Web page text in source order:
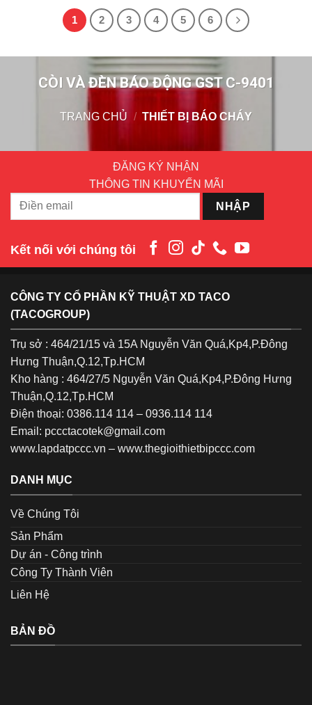
1 2 3 4 5 6
CÒI VÀ ĐÈN BÁO ĐỘNG GST C-9401
TRANG CHỦ / THIẾT BỊ BÁO CHÁY
ĐĂNG KÝ NHẬN
THÔNG TIN KHUYẾN MÃI
Kết nối với chúng tôi
CÔNG TY CỔ PHẦN KỸ THUẬT XD TACO
(TACOGROUP)
Trụ sở : 464/21/15 và 15A Nguyễn Văn Quá,Kp4,P.Đông
Hưng Thuận,Q.12,Tp.HCM
Kho hàng : 464/27/5 Nguyễn Văn Quá,Kp4,P.Đông Hưng
Thuận,Q.12,Tp.HCM
Điện thoại: 0386.114 114 – 0936.114 114
Email: pccctacotek@gmail.com
www.lapdatpccc.vn – www.thegioithietbipccc.com
DANH MỤC
Về Chúng Tôi
Sản Phẩm
Dự án - Công trình
Công Ty Thành Viên
Liên Hệ
BẢN ĐỒ